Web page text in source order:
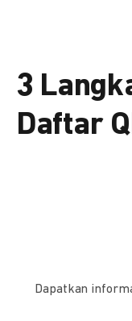
3
Daftar
Dapatkan